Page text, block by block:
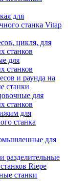
для
станка Vitap
цикля, для
станков
для
станков
и раунда на
станки
для
станков
для
станка
для
разделительные
Riepe
станки